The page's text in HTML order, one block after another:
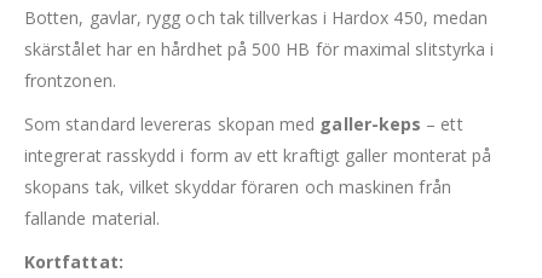
Botten, gavlar, rygg och tak tillverkas i Hardox 450, medan
skärstålet har en hårdhet på 500 HB för maximal slitstyrka i
frontzonen.
Som standard levereras skopan med galler-keps – ett
integrerat rasskydd i form av ett kraftigt galler monterat på
skopans tak, vilket skyddar föraren och maskinen från
fallande material.
Kortfattat: